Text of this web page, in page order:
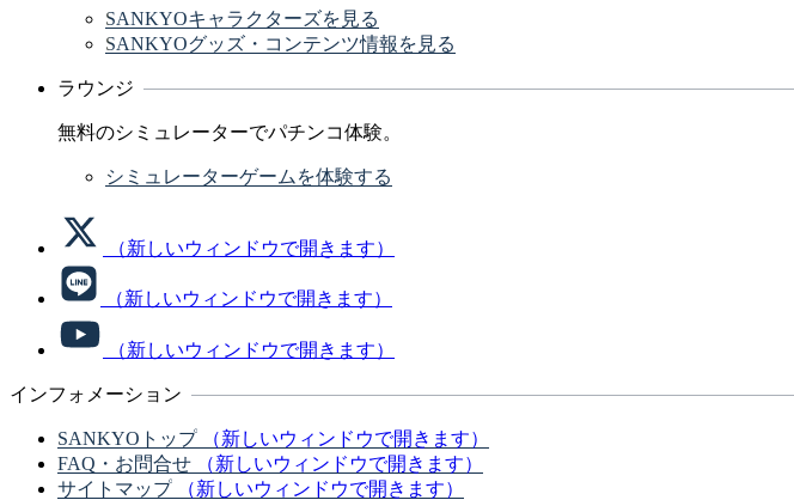
SANKYOキャラクターズを見る
SANKYOグッズ・コンテンツ情報を見る
ラウンジ
無料のシミュレーターでパチンコ体験。
シミュレーターゲームを体験する
（新しいウィンドウで開きます）
（新しいウィンドウで開きます）
（新しいウィンドウで開きます）
インフォメーション
SANKYOトップ
（新しいウィンドウで開きます）
FAQ・お問合せ
（新しいウィンドウで開きます）
サイトマップ
（新しいウィンドウで開きます）